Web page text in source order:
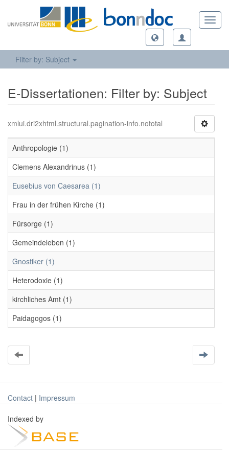
Filter by: Subject
E-Dissertationen: Filter by: Subject
xmlui.dri2xhtml.structural.pagination-info.nototal
Anthropologie (1)
Clemens Alexandrinus (1)
Eusebius von Caesarea (1)
Frau in der frühen Kirche (1)
Fürsorge (1)
Gemeindeleben (1)
Gnostiker (1)
Heterodoxie (1)
kirchliches Amt (1)
Paidagogos (1)
Contact | Impressum
Indexed by